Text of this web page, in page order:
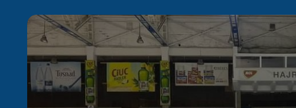
TOATE ȘTIRILE
La
Echipe
Echipe